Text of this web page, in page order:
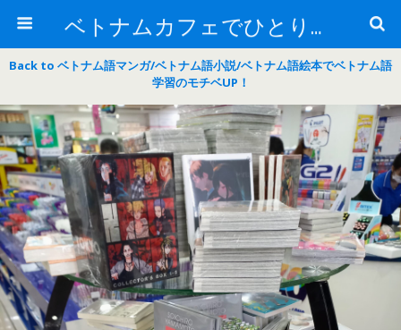
ベトナムカフェでひとりごと
Back to ベトナム語マンガ/ベトナム語小説/ベトナム語絵本でベトナム語
学習のモチベUP！